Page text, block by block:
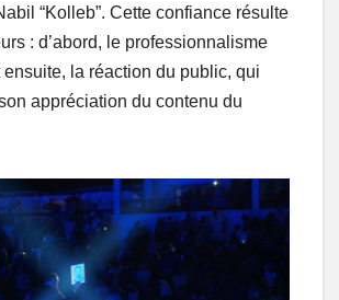
“Kolleb”. Cette confiance résulte
: d’abord, le professionnalisme
ensuite, la réaction du public, qui
appréciation du contenu du